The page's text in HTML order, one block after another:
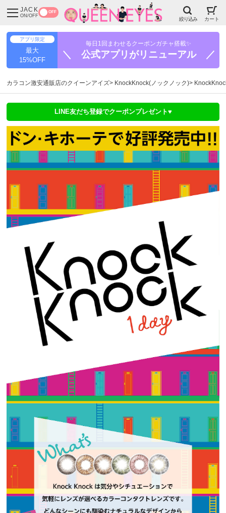
JACK
ON/OFF
OFF
絞り込み カート
アプリ限定
最大
15%OFF
毎日1回まわせるクーポンガチャ搭載✨
＼ 公式アプリがリニューアル ／
カラコン激安通販店のクイーンアイズ KnockKnock(ノックノック)
LINE友だち登録でクーポンプレゼント♥